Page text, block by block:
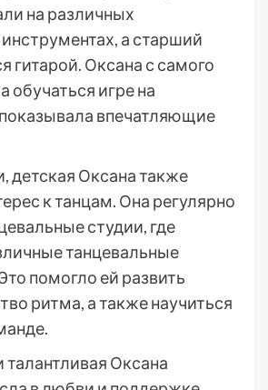
на различных
а старший
гитарой. Оксана с самого
обучаться игре на
впечатляющие
детская Оксана также
к танцам. Она регулярно
студии, где
танцевальные
помогло ей развить
ритма, а также научиться
талантливая Оксана